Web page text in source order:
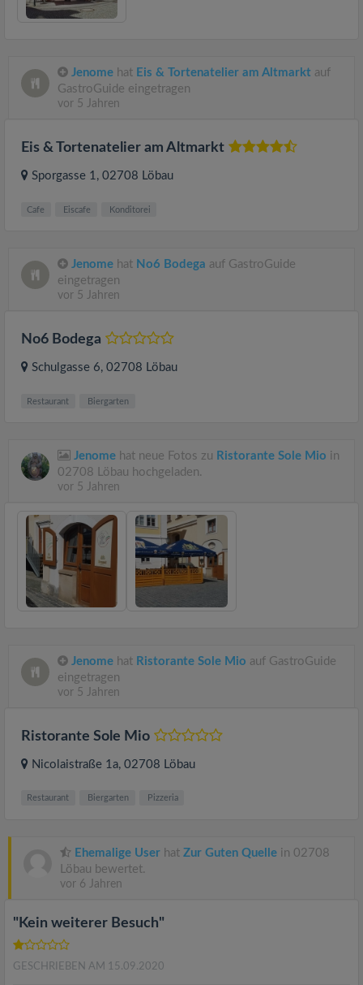
Jenome hat Eis & Tortenatelier am Altmarkt auf
GastroGuide eingetragen
vor 5 Jahren
Eis & Tortenatelier am Altmarkt
Sporgasse 1, 02708 Löbau
Cafe Eiscafe Konditorei
Jenome hat No6 Bodega auf GastroGuide
eingetragen
vor 5 Jahren
No6 Bodega
Schulgasse 6, 02708 Löbau
Restaurant Biergarten
Jenome hat neue Fotos zu Ristorante Sole Mio in
02708 Löbau hochgeladen.
vor 5 Jahren
Jenome hat Ristorante Sole Mio auf GastroGuide
eingetragen
vor 5 Jahren
Ristorante Sole Mio
Nicolaistraße 1a, 02708 Löbau
Restaurant Biergarten Pizzeria
Ehemalige User hat Zur Guten Quelle in 02708
Löbau bewertet.
vor 6 Jahren
"Kein weiterer Besuch"
GESCHRIEBEN AM 15.09.2020